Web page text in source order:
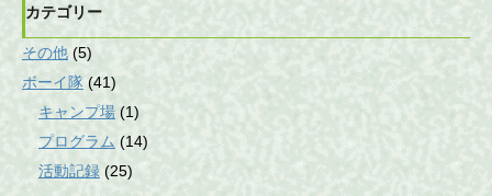
カテゴリー
その他 (5)
ボーイ隊 (41)
キャンプ場 (1)
プログラム (14)
活動記録 (25)